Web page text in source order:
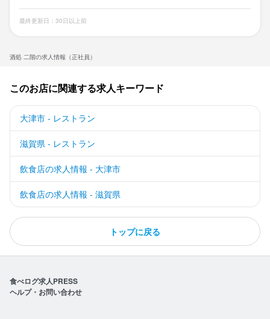
酒処 二階の求人情報（正社員）
最終更新日：30日以上前
このお店に関連する求人キーワード
大津市 - レストラン
滋賀県 - レストラン
飲食店の求人情報 - 大津市
飲食店の求人情報 - 滋賀県
トップに戻る
食べログ求人PRESS
ヘルプ・お問い合わせ